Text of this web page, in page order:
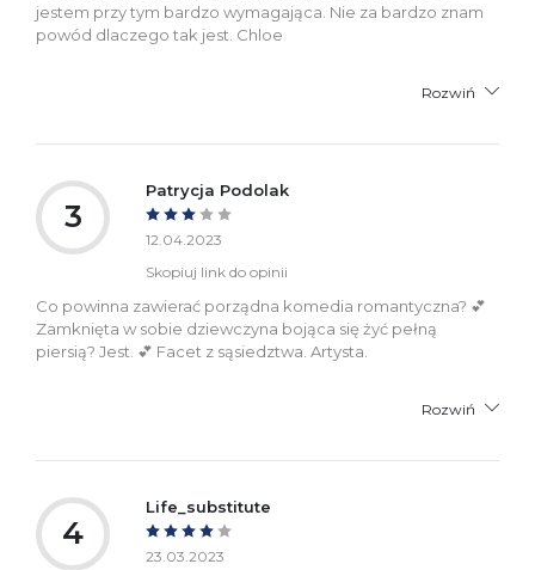
jestem przy tym bardzo wymagająca. Nie za bardzo znam
powód dlaczego tak jest. Chloe
Rozwiń
3
Patrycja Podolak
12.04.2023
Skopiuj link do opinii
Co powinna zawierać porządna komedia romantyczna? 💕
Zamknięta w sobie dziewczyna bojąca się żyć pełną
piersią? Jest. 💕 Facet z sąsiedztwa. Artysta.
Rozwiń
4
Life_substitute
23.03.2023